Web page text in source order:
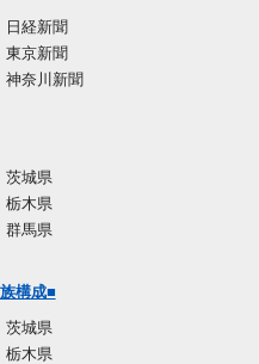
日経新聞
東京新聞
神奈川新聞
茨城県
栃木県
群馬県
構成■
茨城県
栃木県